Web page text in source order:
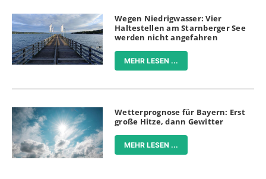
Wegen Niedrigwasser: Vier
Haltestellen am Starnberger See
werden nicht angefahren
MEHR LESEN ...
Wetterprognose für Bayern: Erst
große Hitze, dann Gewitter
MEHR LESEN ...